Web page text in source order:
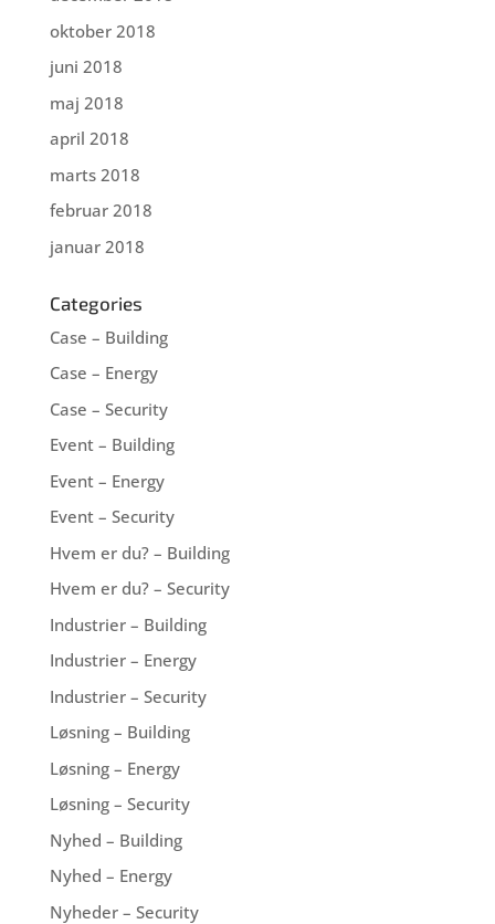
oktober 2018
juni 2018
maj 2018
april 2018
marts 2018
februar 2018
januar 2018
Categories
Case – Building
Case – Energy
Case – Security
Event – Building
Event – Energy
Event – Security
Hvem er du? – Building
Hvem er du? – Security
Industrier – Building
Industrier – Energy
Industrier – Security
Løsning – Building
Løsning – Energy
Løsning – Security
Nyhed – Building
Nyhed – Energy
Nyheder – Security